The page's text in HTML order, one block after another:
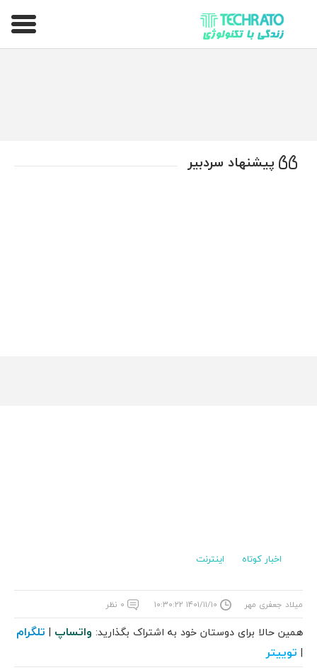
تکراتو – زندگی با تکنولوژی
پیشنهاد سردبیر
اخبار کوتاه اینترنت
میلاد جعفری مهر ۱۴۰۱/۱۱/۱۰ ۱۰:۳۰:۲۲ ۰ نظر
همین حالا برای دوستان خود به اشتراک بگذارید: واتساپ | تلگرام
| توییتر